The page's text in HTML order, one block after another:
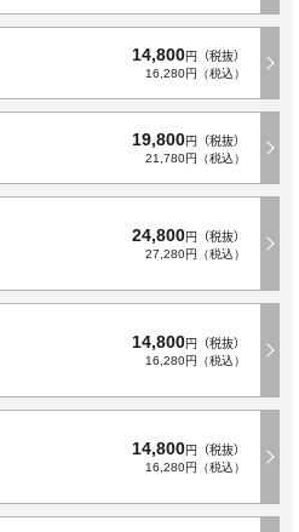
14,800円（税抜）
16,280円（税込）
19,800円（税抜）
21,780円（税込）
24,800円（税抜）
27,280円（税込）
14,800円（税抜）
16,280円（税込）
14,800円（税抜）
16,280円（税込）